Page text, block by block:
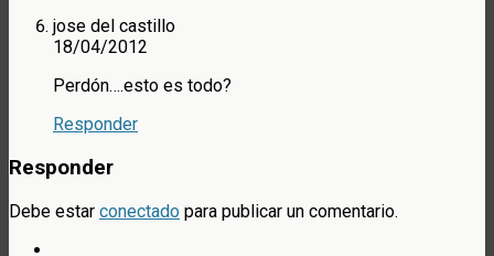
jose del castillo
18/04/2012
Perdón….esto es todo?
Responder
Responder
Debe estar conectado para publicar un comentario.